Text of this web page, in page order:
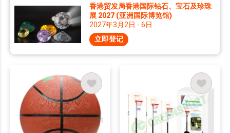
香港贸发局香港国际钻石、宝石及珍珠
展 2027 (亚洲国际博览馆)
2027年3月2日 - 6日
立即登记